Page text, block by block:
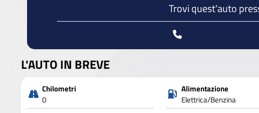
Trovi quest'auto
L'AUTO IN BREVE
Chilometri
0
Alimentazione
Elettrica/Benzina